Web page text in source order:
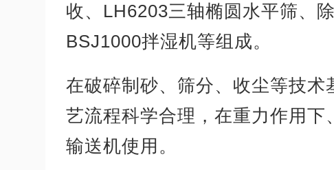
收、LH6203三轴椭圆水平筛、
BSJ1000拌湿机等组成。
在破碎制砂、筛分、收尘等技术
艺流程科学合理，在重力作用下
输送机使用。